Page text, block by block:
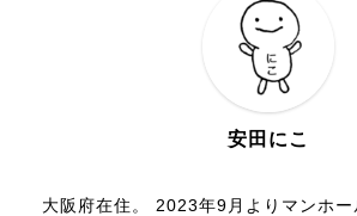
安田にこ
大阪府在住。 2023年9月よりマンホー